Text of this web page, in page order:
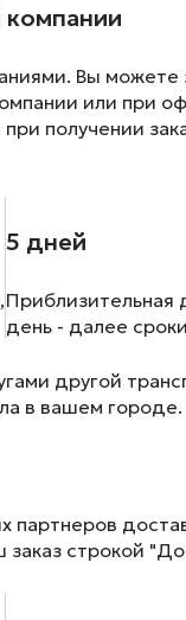
Вы можете
или при
получении
5 дней
Приблизительная
день - далее
другой
в вашем городе.
партнеров
строкой